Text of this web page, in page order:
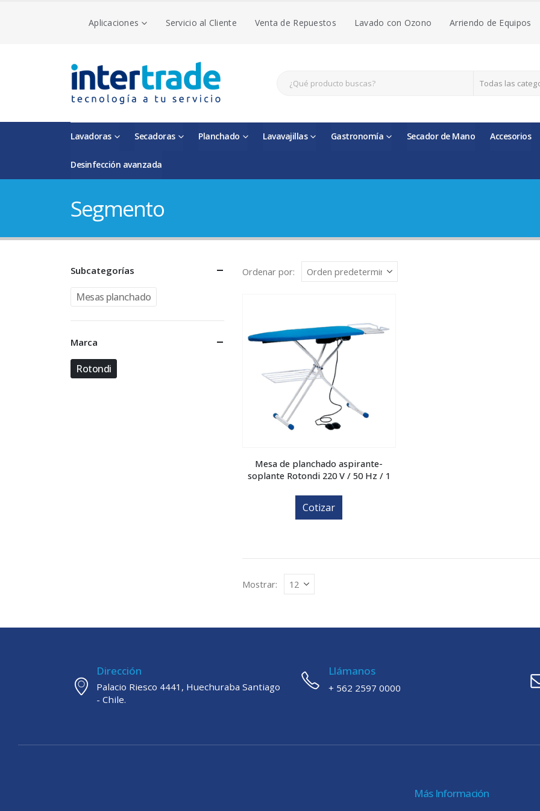
Aplicaciones Servicio al Cliente Venta de Repuestos Lavado con Ozono Arriendo de Equipos
Todas las
Lavadoras Secadoras Planchado Lavavajillas Gastronomía Secador de Mano Accesorios
Desinfección avanzada
Segmento
Ordenar por:
Mesa de planchado aspirante-
soplante Rotondi 220 V / 50 Hz / 1
Cotizar
Mostrar:
Subcategorías
Mesas planchado
Marca
Rotondi
Dirección
Palacio Riesco 4441, Huechuraba Santiago
- Chile.
Llámanos
+ 562 2597 0000
Más Información